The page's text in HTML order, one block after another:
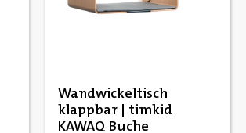
Wandwickeltisch
klappbar | timkid
KAWAQ Buche